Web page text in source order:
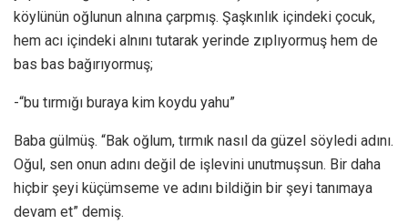
köylünün oğlunun alnına çarpmış. Şaşkınlık içindeki çocuk,
hem acı içindeki alnını tutarak yerinde zıplıyormuş hem de
bas bas bağırıyormuş;
-“bu tırmığı buraya kim koydu yahu”
Baba gülmüş. “Bak oğlum, tırmık nasıl da güzel söyledi adını.
Oğul, sen onun adını değil de işlevini unutmuşsun. Bir daha
hiçbir şeyi küçümseme ve adını bildiğin bir şeyi tanımaya
devam et” demiş.